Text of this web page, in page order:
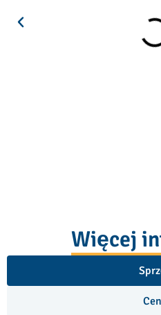
Więcej